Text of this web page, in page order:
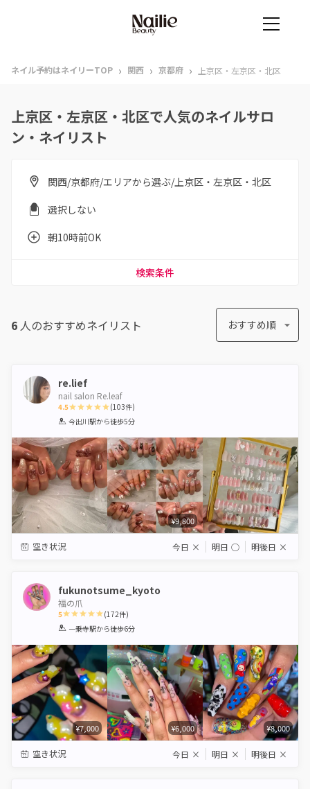
ネイル予約はネイリーTOP › 関西 › 京都府 › 上京区・左京区・北区
上京区・左京区・北区で人気のネイルサロ
ン・ネイリスト
関西/京都府/エリアから選ぶ/上京区・左京区・北区
選択しない
朝10時前OK
検索条件
6 人のおすすめネイリスト おすすめ順
re.lief
nail salon Re.leaf
4.5
1 2 3 4 5
(103件)
今出川駅から徒歩5分
¥9,800
空き状況 今日 × 明日 ◯ 明後日 ×
fukunotsume_kyoto
福の爪
5
1 2 3 4 5
(172件)
一乗寺駅から徒歩6分
¥7,000 ¥6,000 ¥8,000
空き状況 今日 × 明日 × 明後日 ×